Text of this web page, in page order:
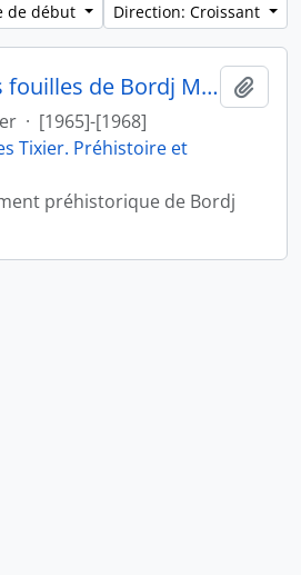
de début
Direction: Croissant
Co-direction des fouilles de Bordj Mellala (Algérie)
· [1965]-[1968]
Tixier. Préhistoire et
préhistorique de Bordj